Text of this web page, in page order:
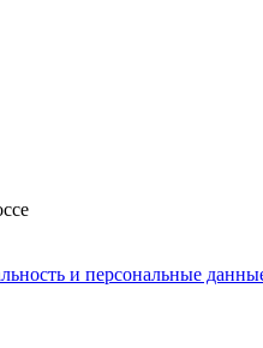
и персональные